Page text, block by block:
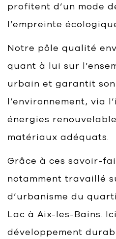
profitent d’un mode
l’empreinte
Notre pôle qualité
quant à lui sur
urbain et garantit
l’environnement, via
énergies
matériaux adéquats.
Grâce à ces savoir-
notamment travaillé
d’urbanisme du
Lac à Aix-les-Bains.
développement